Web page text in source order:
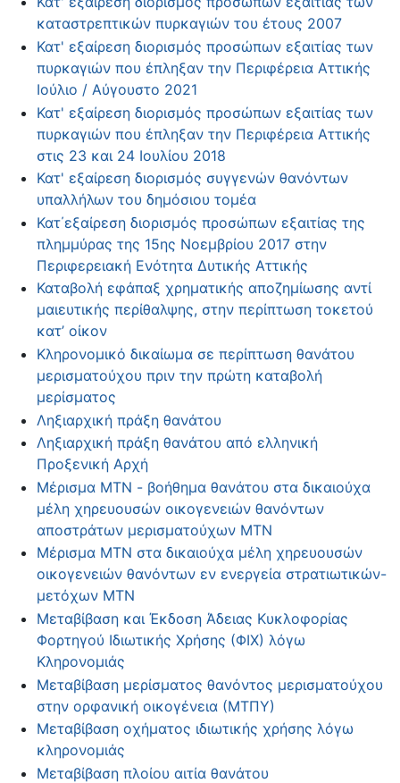
καταστρεπτικών πυρκαγιών του έτους 2007
Κατ' εξαίρεση διορισμός προσώπων εξαιτίας των
πυρκαγιών που έπληξαν την Περιφέρεια Αττικής
Ιούλιο / Αύγουστο 2021
Κατ' εξαίρεση διορισμός προσώπων εξαιτίας των
πυρκαγιών που έπληξαν την Περιφέρεια Αττικής
στις 23 και 24 Ιουλίου 2018
Κατ' εξαίρεση διορισμός συγγενών θανόντων
υπαλλήλων του δημόσιου τομέα
Κατ΄εξαίρεση διορισμός προσώπων εξαιτίας της
πλημμύρας της 15ης Νοεμβρίου 2017 στην
Περιφερειακή Ενότητα Δυτικής Αττικής
Καταβολή εφάπαξ χρηματικής αποζημίωσης αντί
μαιευτικής περίθαλψης, στην περίπτωση τοκετού
κατ’ οίκον
Κληρονομικό δικαίωμα σε περίπτωση θανάτου
μερισματούχου πριν την πρώτη καταβολή
μερίσματος
Ληξιαρχική πράξη θανάτου
Ληξιαρχική πράξη θανάτου από ελληνική
Προξενική Αρχή
Μέρισμα ΜΤΝ - βοήθημα θανάτου στα δικαιούχα
μέλη χηρευουσών οικογενειών θανόντων
αποστράτων μερισματούχων ΜΤΝ
Μέρισμα ΜΤΝ στα δικαιούχα μέλη χηρευουσών
οικογενειών θανόντων εν ενεργεία στρατιωτικών-
μετόχων ΜΤΝ
Μεταβίβαση και Έκδοση Άδειας Κυκλοφορίας
Φορτηγού Ιδιωτικής Χρήσης (ΦΙΧ) λόγω
Κληρονομιάς
Μεταβίβαση μερίσματος θανόντος μερισματούχου
στην ορφανική οικογένεια (ΜΤΠΥ)
Μεταβίβαση οχήματος ιδιωτικής χρήσης λόγω
κληρονομιάς
Μεταβίβαση πλοίου αιτία θανάτου